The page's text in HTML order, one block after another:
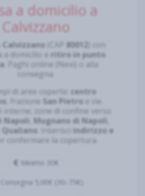
a domicilio a
Calvizzano
Calvizzano 80012
a domicilio e ritiro in punto
. Paghi online (Nexi) o alla
consegna.
di aree coperte: centro
, frazione San Pietro e vie
interne; zone di confine verso
Napoli Mugnano di Napoli
Qualiano . Inserisci indirizzo e
confermare la copertura.
Minimo 30€
Consegna 5,00€ (30–75€)